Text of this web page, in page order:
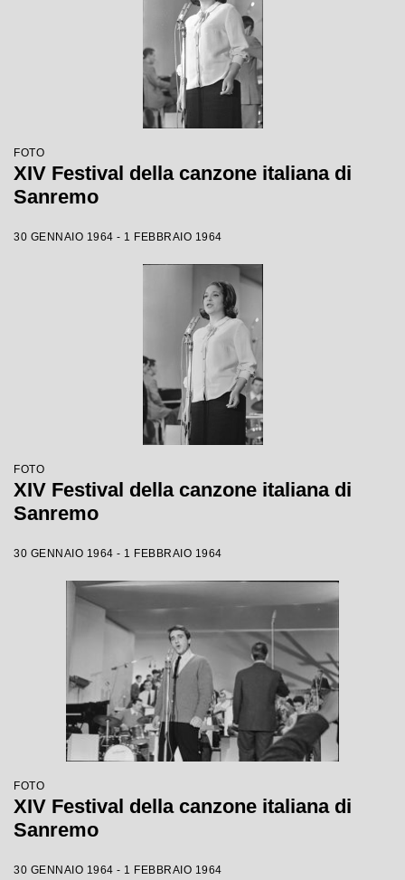
FOTO
XIV Festival della canzone italiana di
Sanremo
30 GENNAIO 1964 - 1 FEBBRAIO 1964
FOTO
XIV Festival della canzone italiana di
Sanremo
30 GENNAIO 1964 - 1 FEBBRAIO 1964
FOTO
XIV Festival della canzone italiana di
Sanremo
30 GENNAIO 1964 - 1 FEBBRAIO 1964